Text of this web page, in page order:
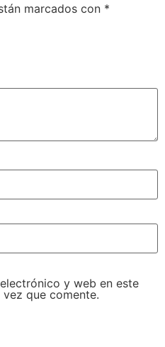
marcados con *
y web en este
que comente.